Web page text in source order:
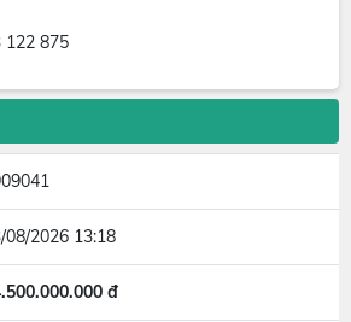
122 875
08/2026 13:18
đ